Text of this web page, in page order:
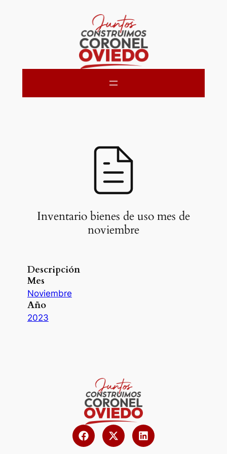
Inventario bienes de uso mes de
noviembre
Descripción
Mes
Noviembre
Año
2023